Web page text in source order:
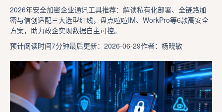
2026年安全加密企业通讯工具推荐：解读私有化部署、全链路加
密与信创适配三大选型红线，盘点喧喧IM、WorkPro等6款高安全
方案，助力政企实现数据自主可控。
预计阅读时间7分钟最后更新：2026-06-29作者：杨晓敏